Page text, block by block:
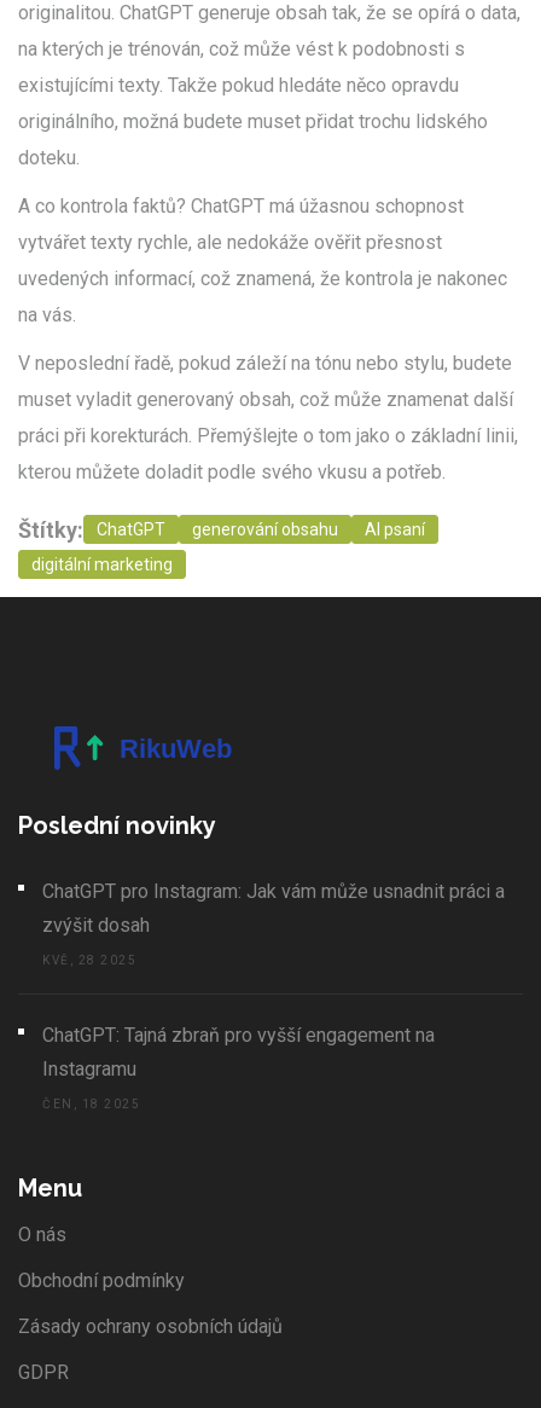
originalitou. ChatGPT generuje obsah tak, že se opírá o data,
na kterých je trénován, což může vést k podobnosti s
existujícími texty. Takže pokud hledáte něco opravdu
originálního, možná budete muset přidat trochu lidského
doteku.
A co kontrola faktů? ChatGPT má úžasnou schopnost
vytvářet texty rychle, ale nedokáže ověřit přesnost
uvedených informací, což znamená, že kontrola je nakonec
na vás.
V neposlední řadě, pokud záleží na tónu nebo stylu, budete
muset vyladit generovaný obsah, což může znamenat další
práci při korekturách. Přemýšlejte o tom jako o základní linii,
kterou můžete doladit podle svého vkusu a potřeb.
Štítky: ChatGPT generování obsahu
AI psaní
digitální marketing
Poslední novinky
ChatGPT pro Instagram: Jak vám může usnadnit práci a
zvýšit dosah
KVĚ, 28 2025
ChatGPT: Tajná zbraň pro vyšší engagement na
Instagramu
ČEN, 18 2025
Menu
O nás
Obchodní podmínky
Zásady ochrany osobních údajů
GDPR